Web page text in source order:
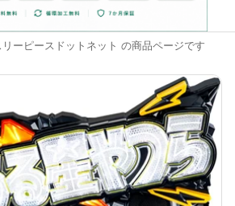
ーピースドットネット の商品ページです